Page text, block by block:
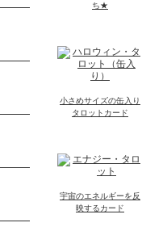
ち★
小さめサイズの缶入り
タロットカード
宇宙のエネルギーを反
映するカード